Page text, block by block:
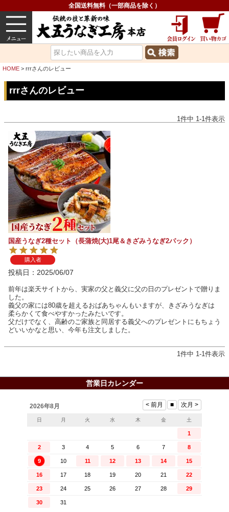
全国送料無料（一部商品を除く）
うなぎ 内祝い グルメ
HOME rrrさんのレビュー
rrrさんのレビュー
1件中 1-1件表示
国産うなぎ2種セット（長蒲焼(大)1尾＆きざみうなぎ2パック）
購入者
投稿日 2025/06/07
前年は楽天サイトから、実家の父と義父に父の日のプレゼントで贈りま
した。
義父の家には80歳を超えるおばあちゃんもいますが、きざみうなぎは
柔らかくて食べやすかったみたいです。
父だけでなく、高齢のご家族と同居する義父へのプレゼントにもちょう
どいいかなと思い、今年も注文しました。
1件中 1-1件表示
営業日カレンダー